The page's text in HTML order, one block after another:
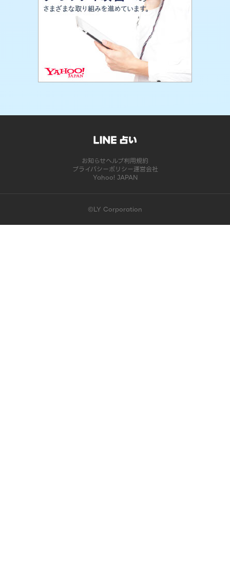
お知らせヘルプ利用規約
プライバシーポリシー運営会社
Yahoo! JAPAN
©LY Corporation
このコンテンツは掲載が終了しました | LINE占い